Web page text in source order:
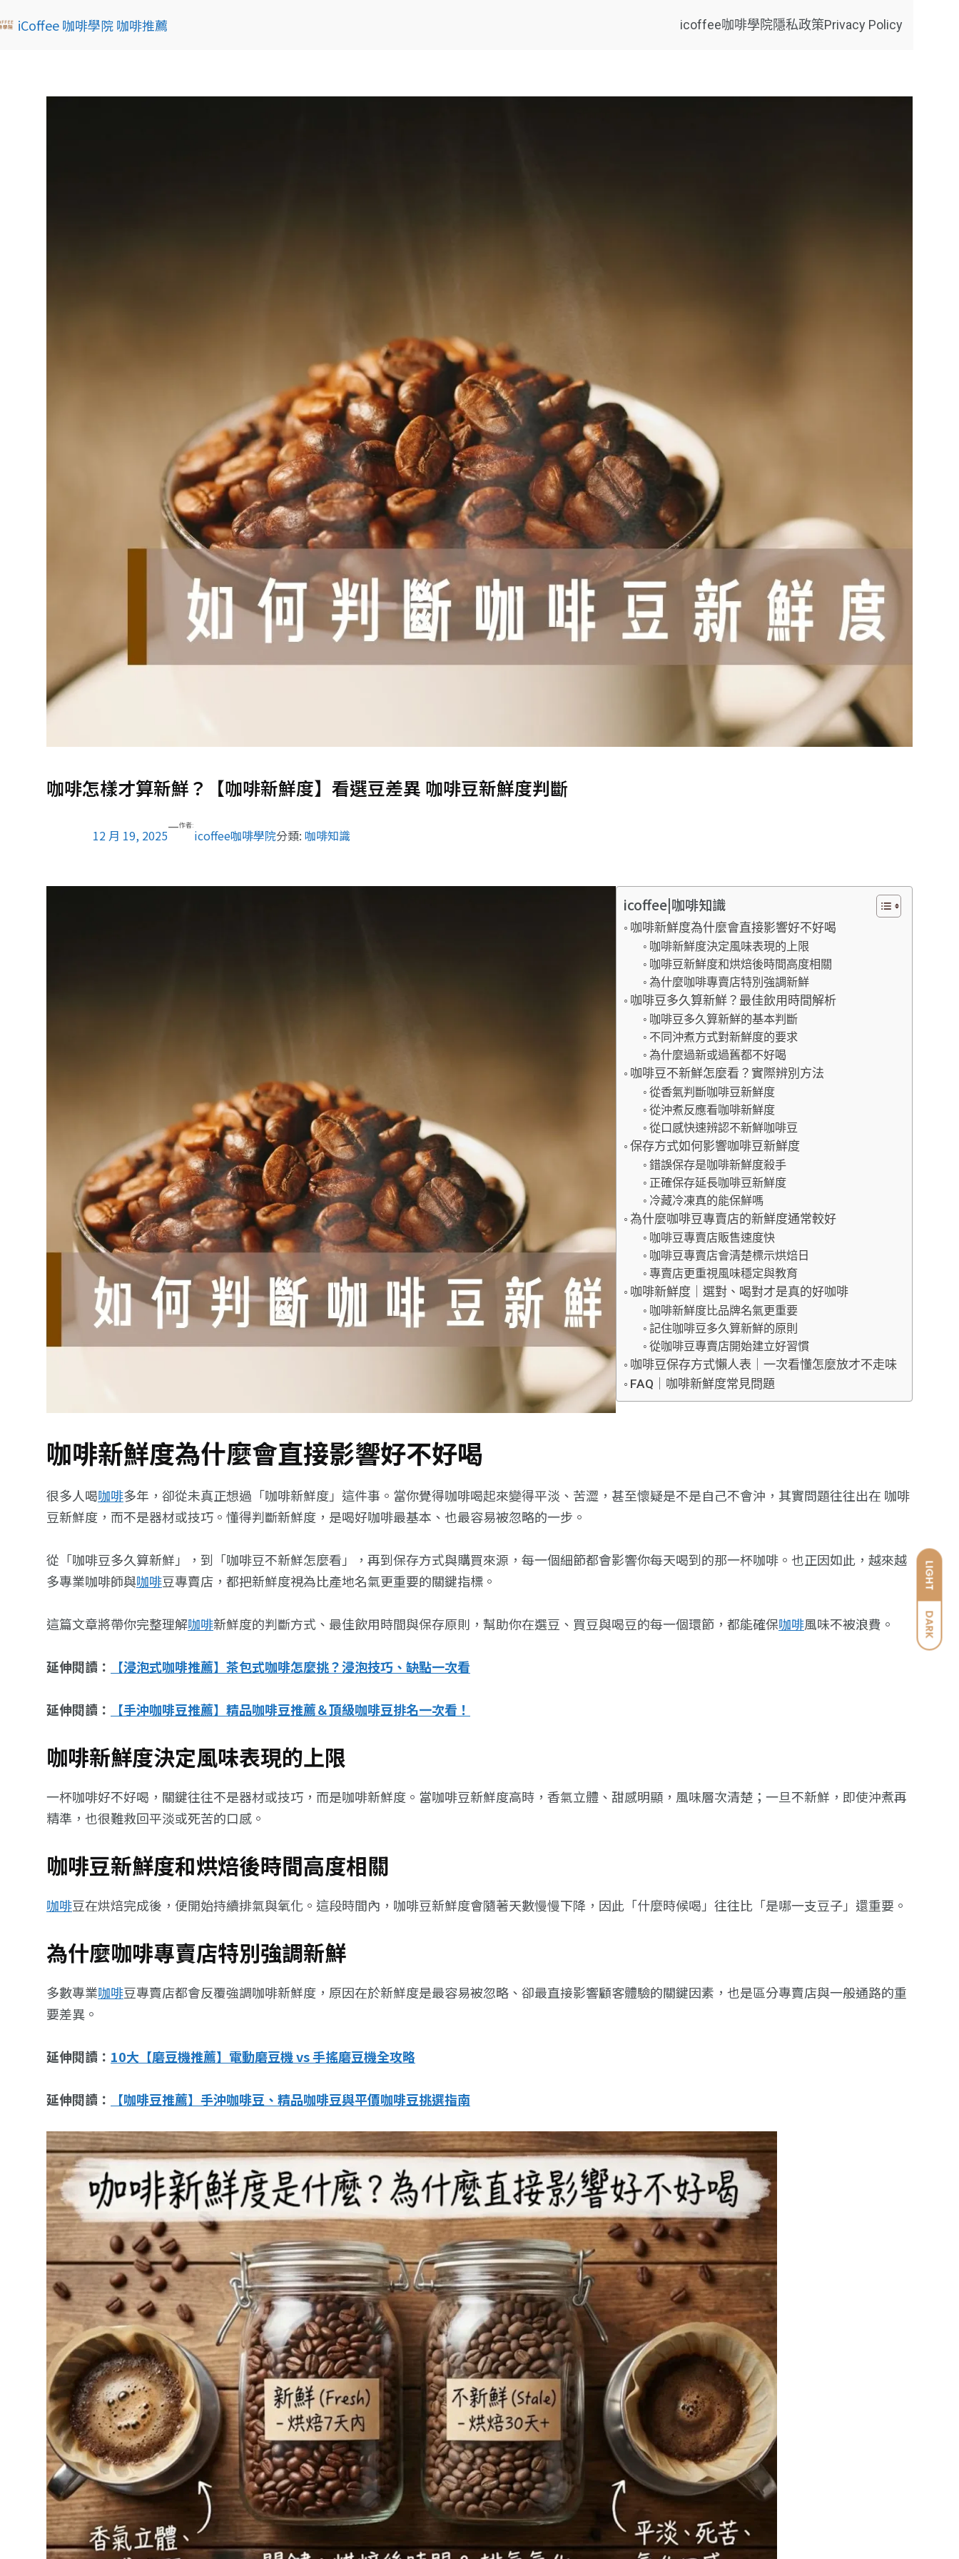
LIGHT
DARK
iCoffee 咖啡學院 咖啡推薦 icoffee咖啡學院隱私政策Privacy Policy
咖啡怎樣才算新鮮？【咖啡新鮮度】看選豆差異 咖啡豆新鮮度判斷
12 月 19, 2025
—作者:
icoffee咖啡學院分類: 咖啡知識
icoffee|咖啡知識
咖啡新鮮度為什麼會直接影響好不好喝
咖啡新鮮度決定風味表現的上限
咖啡豆新鮮度和烘焙後時間高度相關
為什麼咖啡專賣店特別強調新鮮
咖啡豆多久算新鮮？最佳飲用時間解析
咖啡豆多久算新鮮的基本判斷
不同沖煮方式對新鮮度的要求
為什麼過新或過舊都不好喝
咖啡豆不新鮮怎麼看？實際辨別方法
從香氣判斷咖啡豆新鮮度
從沖煮反應看咖啡新鮮度
從口感快速辨認不新鮮咖啡豆
保存方式如何影響咖啡豆新鮮度
錯誤保存是咖啡新鮮度殺手
正確保存延長咖啡豆新鮮度
冷藏冷凍真的能保鮮嗎
為什麼咖啡豆專賣店的新鮮度通常較好
咖啡豆專賣店販售速度快
咖啡豆專賣店會清楚標示烘焙日
專賣店更重視風味穩定與教育
咖啡新鮮度｜選對、喝對才是真的好咖啡
咖啡新鮮度比品牌名氣更重要
記住咖啡豆多久算新鮮的原則
從咖啡豆專賣店開始建立好習慣
咖啡豆保存方式懶人表｜一次看懂怎麼放才不走味
FAQ｜咖啡新鮮度常見問題
咖啡新鮮度為什麼會直接影響好不好喝
很多人喝咖啡多年，卻從未真正想過「咖啡新鮮度」這件事。當你覺得咖啡喝起來變得平淡、苦澀，甚至懷疑是不是自己不會沖，其實問題往往出在 咖啡
豆新鮮度，而不是器材或技巧。懂得判斷新鮮度，是喝好咖啡最基本、也最容易被忽略的一步。
從「咖啡豆多久算新鮮」，到「咖啡豆不新鮮怎麼看」，再到保存方式與購買來源，每一個細節都會影響你每天喝到的那一杯咖啡。也正因如此，越來越
多專業咖啡師與咖啡豆專賣店，都把新鮮度視為比產地名氣更重要的關鍵指標。
這篇文章將帶你完整理解咖啡新鮮度的判斷方式、最佳飲用時間與保存原則，幫助你在選豆、買豆與喝豆的每一個環節，都能確保咖啡風味不被浪費。
延伸閱讀： 【浸泡式咖啡推薦】茶包式咖啡怎麼挑？浸泡技巧、缺點一次看
延伸閱讀： 【手沖咖啡豆推薦】精品咖啡豆推薦＆頂級咖啡豆排名一次看！
咖啡新鮮度決定風味表現的上限
一杯咖啡好不好喝，關鍵往往不是器材或技巧，而是咖啡新鮮度。當咖啡豆新鮮度高時，香氣立體、甜感明顯，風味層次清楚；一旦不新鮮，即使沖煮再
精準，也很難救回平淡或死苦的口感。
咖啡豆新鮮度和烘焙後時間高度相關
咖啡豆在烘焙完成後，便開始持續排氣與氧化。這段時間內，咖啡豆新鮮度會隨著天數慢慢下降，因此「什麼時候喝」往往比「是哪一支豆子」還重要。
為什麼咖啡專賣店特別強調新鮮
多數專業咖啡豆專賣店都會反覆強調咖啡新鮮度，原因在於新鮮度是最容易被忽略、卻最直接影響顧客體驗的關鍵因素，也是區分專賣店與一般通路的重
要差異。
延伸閱讀： 10大【磨豆機推薦】電動磨豆機 vs 手搖磨豆機全攻略
延伸閱讀： 【咖啡豆推薦】手沖咖啡豆、精品咖啡豆與平價咖啡豆挑選指南